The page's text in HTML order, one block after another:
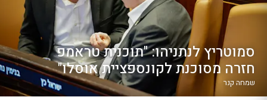
סמוטריץ לנתניהו: "תוכנית טראמפ
חזרה מסוכנת לקונספציית אוסלו"
שמחה קנר